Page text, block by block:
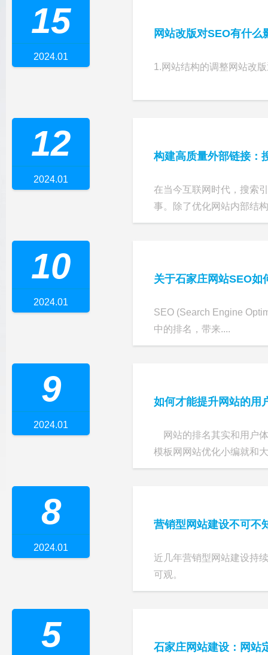
网站改版对SEO有什么
1.网站结构的调整网站改
15
2024.01
构建高质量外部链接：
在当今互联网时代，搜索
事。除了优化网站内部结
12
2024.01
关于石家庄网站SEO如
SEO (Search Engine
中的排名，带来....
10
2024.01
如何才能提升网站的用
网站的排名其实和用户
模板网网站优化小编就和
9
2024.01
营销型网站建设不可不
近几年营销型网站建设持
可观。
8
2024.01
石家庄网站建设：网站
5